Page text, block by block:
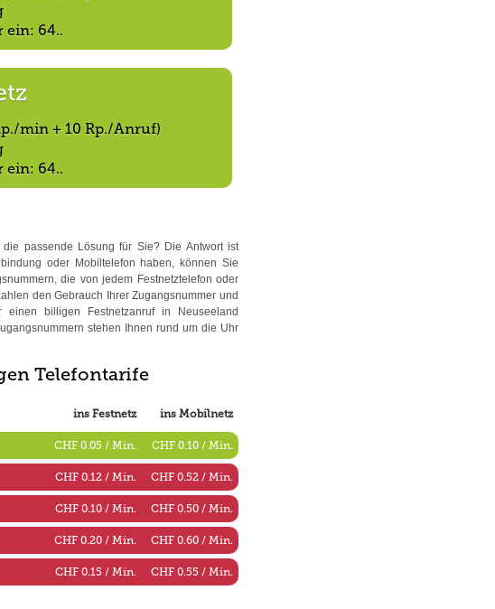
ein: 64..
min + 10 Rp./Anruf)
ein: 64..
passende Lösung für Sie? Die Antwort ist
oder Mobiltelefon haben, können Sie
die von jedem Festnetztelefon oder
den Gebrauch Ihrer Zugangsnummer und
billigen Festnetzanruf in Neuseeland
stehen Ihnen rund um die Uhr
Telefontarife
ins Festnetz ins Mobilnetz
CHF 0.05 / Min. CHF 0.10 / Min.
CHF 0.12 / Min. CHF 0.52 / Min.
CHF 0.10 / Min. CHF 0.50 / Min.
CHF 0.20 / Min. CHF 0.60 / Min.
CHF 0.15 / Min. CHF 0.55 / Min.